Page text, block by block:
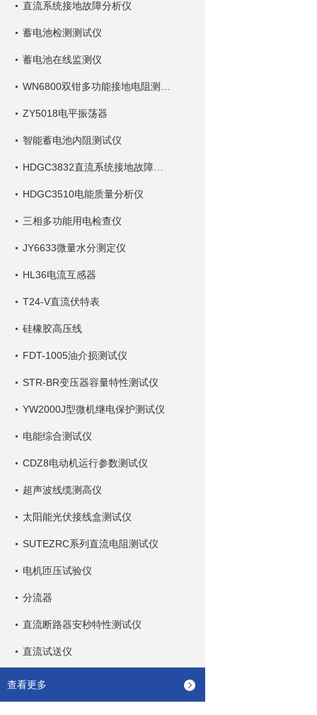
直流系统接地故障分析仪
蓄电池检测测试仪
蓄电池在线监测仪
ZY5018电平振荡器
智能蓄电池内阻测试仪
HDGC3510电能质量分析仪
三相多功能用电检查仪
JY6633微量水分测定仪
HL36电流互感器
T24-V直流伏特表
硅橡胶高压线
FDT-1005油介损测试仪
STR-BR变压器容量特性测试仪
YW2000J型微机继电保护测试仪
电能综合测试仪
CDZ8电动机运行参数测试仪
超声波线缆测高仪
太阳能光伏接线盒测试仪
SUTEZRC系列直流电阻测试仪
电机匝压试验仪
分流器
直流断路器安秒特性测试仪
直流试送仪
查看更多